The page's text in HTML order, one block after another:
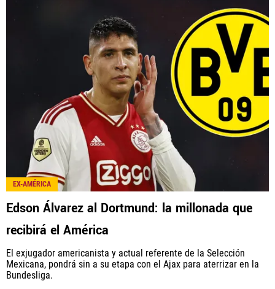
EX-AMÉRICA
Edson Álvarez al Dortmund: la millonada que
recibirá el América
El exjugador americanista y actual referente de la Selección
Mexicana, pondrá sin a su etapa con el Ajax para aterrizar en la
Bundesliga.